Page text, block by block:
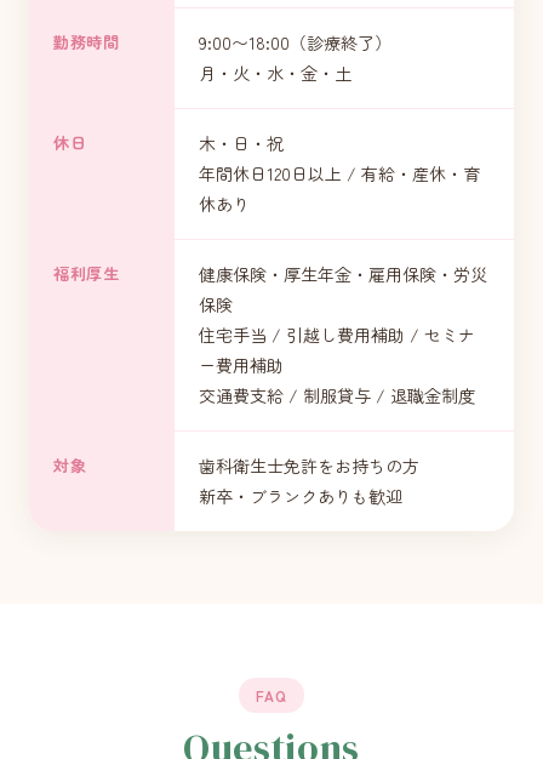
勤務時間
9:00〜18:00（診療終了）
月・火・水・金・土
休日
木・日・祝
年間休日120日以上 / 有給・産休・育
休あり
福利厚生
健康保険・厚生年金・雇用保険・労災
保険
住宅手当 / 引越し費用補助 / セミナ
ー費用補助
交通費支給 / 制服貸与 / 退職金制度
対象
歯科衛生士免許をお持ちの方
新卒・ブランクありも歓迎
FAQ
Questions